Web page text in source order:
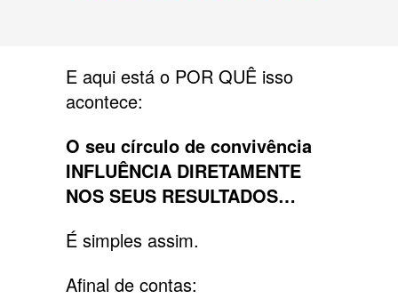
E aqui está o POR QUÊ isso
acontece:
O seu círculo de convivência
INFLUÊNCIA DIRETAMENTE
NOS SEUS RESULTADOS…
É simples assim.
Afinal de contas: